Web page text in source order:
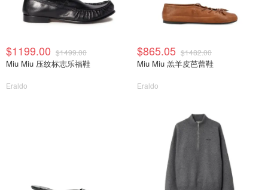
$1199.00 $1499.00
Miu Miu 压纹标志乐福鞋
Eraldo
$865.05 $1482.00
Miu Miu 羔羊皮芭蕾鞋
Eraldo